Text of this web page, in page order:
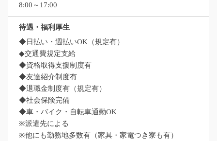
8:00～17:00
待遇・福利厚生
◆日払い・週払いOK（規定有）
◆交通費規定支給
◆資格取得支援制度有
◆友達紹介制度有
◆退職金制度有（規定有）
◆社会保険完備
◆車・バイク・自転車通勤OK
※派遣先による
※他にも勤務地多数有（家具・家電つき寮も有）